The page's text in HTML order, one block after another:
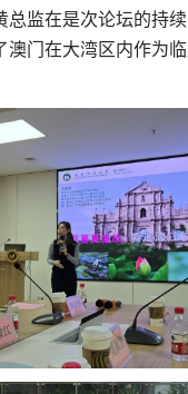
总监在是次论坛的持
澳门在大湾区内作为